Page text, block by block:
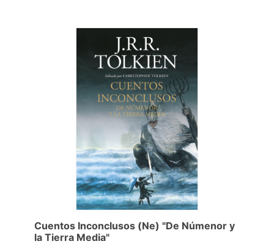
Cuentos Inconclusos (Ne) "De Númenor y
la Tierra Media"